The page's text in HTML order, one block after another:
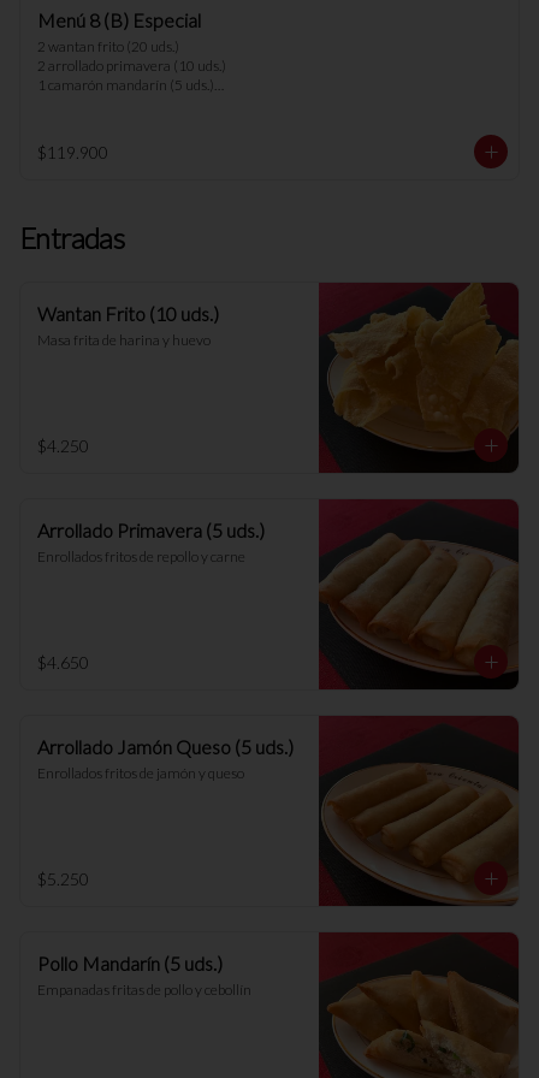
8 arroz chaufan
*nota: no se pueden hacer cambios en los
menús.
Menú 8 (B) Especial
2 wantan frito (20 uds.)
2 arrollado primavera (10 uds.)
1 camarón mandarín (5 uds.)
1 chapsui vegetariano
1 arrollado de marisco
$119.900
Entradas
Wantan Frito (10 uds.)
Masa frita de harina y huevo
$4.250
Arrollado Primavera (5 uds.)
Enrollados fritos de repollo y carne
$4.650
Arrollado Jamón Queso (5 uds.)
Enrollados fritos de jamón y queso
$5.250
Pollo Mandarín (5 uds.)
Empanadas fritas de pollo y cebollín